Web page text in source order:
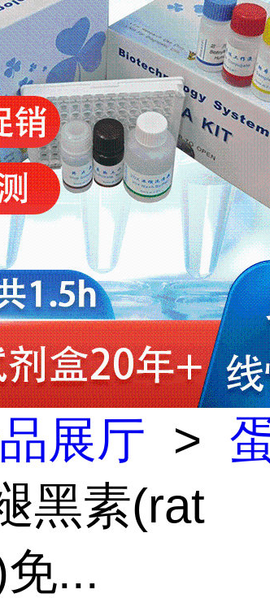
展厅 >
黑素(rat
...